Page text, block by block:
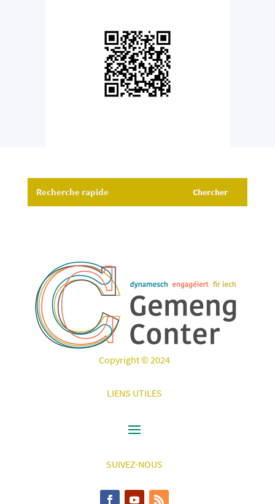
Copyright © 2024
LIENS UTILES
SUIVEZ-NOUS